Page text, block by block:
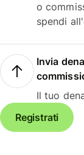
o
spendi
Invia
Il tuo
Registrati